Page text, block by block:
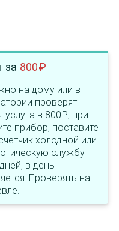
за 800₽
на дому или в
проверят
услуга в 800₽, при
прибор, поставите
холодной или
службу.
в день
Проверять на